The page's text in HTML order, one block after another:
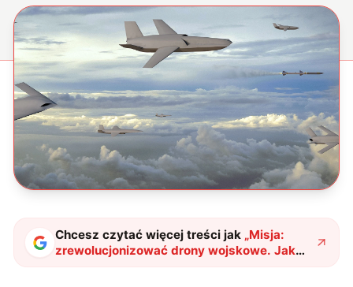
Chcesz czytać więcej treści jak „Misja:
zrewolucjonizować drony wojskowe. Jak
wojna zmieni się przez Gambit 5?"?